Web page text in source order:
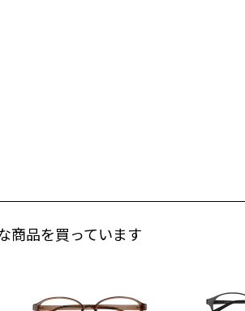
再入荷お知らせメ
商品を買っています